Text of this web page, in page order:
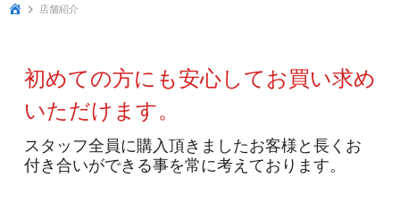
会社概要
店舗紹介
初めての方にも安心してお買い求め
いただけます。
スタッフ全員に購入頂きましたお客様と長くお
付き合いができる事を常に考えております。